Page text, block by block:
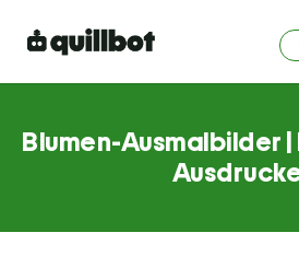
Blumen-Ausmalbilder |